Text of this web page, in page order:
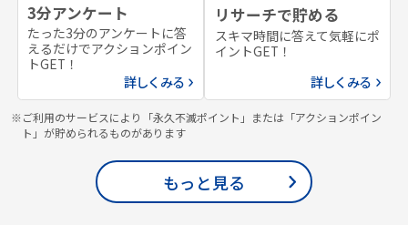
3分アンケート
たった3分のアンケートに答
えるだけでアクションポイン
トGET！
詳しくみる
リサーチで貯める
スキマ時間に答えて気軽にポ
イントGET！
詳しくみる
※ご利用のサービスにより「永久不滅ポイント」または「アクションポイン
ト」が貯められるものがあります
もっと見る